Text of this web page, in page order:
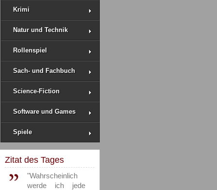
Krimi
Natur und Technik
Rollenspiel
Sach- und Fachbuch
Science-Fiction
Software und Games
Spiele
Zitat des Tages
"Wahrscheinlich
werde ich jede